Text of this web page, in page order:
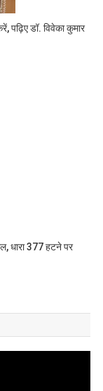
डॉ. विवेका कुमार
धारा 377 हटने पर